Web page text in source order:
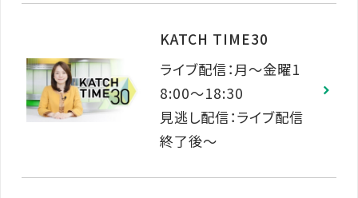
KATCH TIME30
ライブ配信：月～金曜1
8:00～18:30
見逃し配信：ライブ配信
終了後～